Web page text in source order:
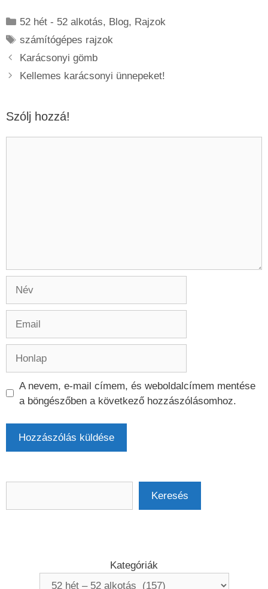
Kategória
52 hét - 52 alkotás, Blog, Rajzok
Címkék
számítógépes rajzok
Karácsonyi gömb
Kellemes karácsonyi ünnepeket!
Szólj hozzá!
A nevem, e-mail címem, és weboldalcímem mentése
a böngészőben a következő hozzászólásomhoz.
Keresés
Kategóriák